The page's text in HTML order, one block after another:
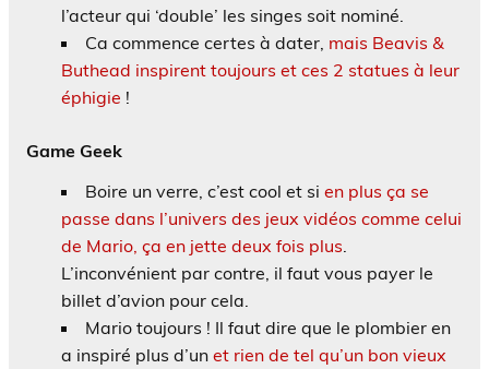
l’acteur qui ‘double’ les singes soit nominé.
Ca commence certes à dater, mais Beavis &
Buthead inspirent toujours et ces 2 statues à leur
éphigie !
Game Geek
Boire un verre, c’est cool et si en plus ça se
passe dans l’univers des jeux vidéos comme celui
de Mario, ça en jette deux fois plus
L’inconvénient par contre, il faut vous payer le
billet d’avion pour cela.
Mario toujours ! Il faut dire que le plombier en
a inspiré plus d’un et rien de tel qu’un bon vieux